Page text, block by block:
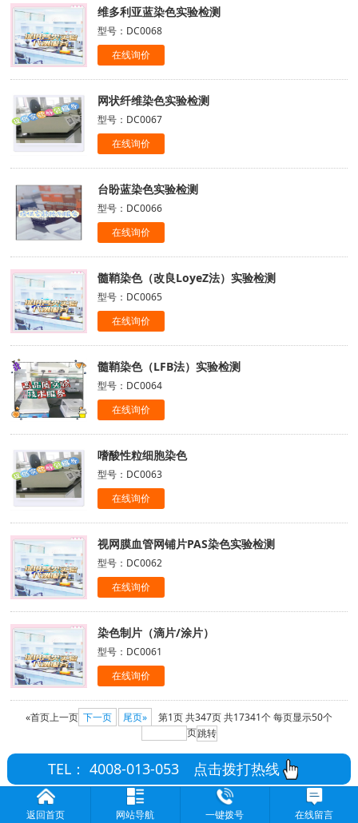
维多利亚蓝染色实验检测
型号：DC0068
在线询价
网状纤维染色实验检测
型号：DC0067
在线询价
台盼蓝染色实验检测
型号：DC0066
在线询价
髓鞘染色（改良LoyeZ法）实验检测
型号：DC0065
在线询价
髓鞘染色（LFB法）实验检测
型号：DC0064
在线询价
嗜酸性粒细胞染色
型号：DC0063
在线询价
视网膜血管网铺片PAS染色实验检测
型号：DC0062
在线询价
染色制片（滴片/涂片）
型号：DC0061
在线询价
«首页上一页 下一页 尾页» 第1页共347页共17341个每页显示50个
页
TEL： 4008-013-053点击拨打热线
返回首页 网站导航 一键拨号 在线留言